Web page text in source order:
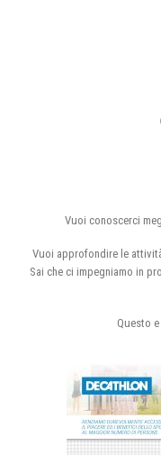
Vuoi conoscerci
Vuoi approfondire le
Sai che ci impegniamo in
Questo